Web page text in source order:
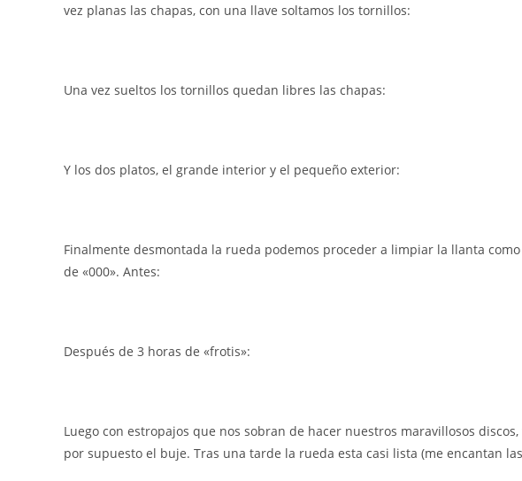
vez planas las chapas, con una llave soltamos los tornillos:
Una vez sueltos los tornillos quedan libres las chapas:
Y los dos platos, el grande interior y el pequeño exterior:
Finalmente desmontada la rueda podemos proceder a limpiar la llanta
de «000». Antes:
Después de 3 horas de «frotis»:
Luego con estropajos que nos sobran de hacer nuestros maravillosos
por supuesto el buje. Tras una tarde la rueda esta casi lista (me encantan